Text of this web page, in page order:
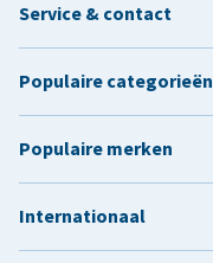
Service & contact
Populaire categorieën
Populaire merken
Internationaal